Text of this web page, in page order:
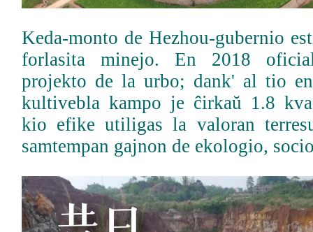
Keda-monto de Hezhou-gubernio
forlasita minejo. En 2018
projekto de la urbo; dank' al tio
kultivebla kampo je ĉirkaŭ 1.8
kio efike utiligas la valoran
samtempan gajnon de ekologio,